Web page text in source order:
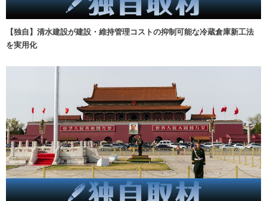
【独自】清水建設が建設・維持管理コストの抑制可能な冷蔵倉庫新工法
を実用化